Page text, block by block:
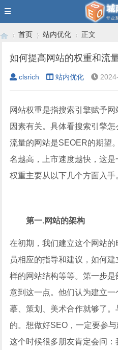
›
首页
›
站内优化
›
正文
如何提高网站的权重和流
clsrich 站内优化
网站权重是指搜索引擎赋予
因素有关。具体看搜索引擎
流量的网站是SEOER的期望
名越高，上市速度越快，这
权重主要从以下几个方面入手
第一.网站的架构
在初期，我们建立这个网站
员相应的指导和建议，如何
样的网站结构等等。第一步
意到这一点。他们认为建立
摹、策划、美术合作就够了
的。想做好SEO，一定要参
这个时候很多朋友肯定会问